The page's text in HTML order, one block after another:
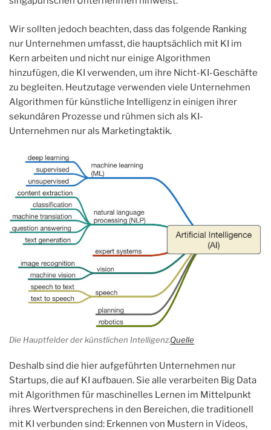
Wir sollten jedoch beachten, dass das folgende Ranking
nur Unternehmen umfasst, die hauptsächlich mit KI im
Kern arbeiten und nicht nur einige Algorithmen
hinzufügen, die KI verwenden, um ihre Nicht-KI-Geschäfte
zu begleiten. Heutzutage verwenden viele Unternehmen
Algorithmen für künstliche Intelligenz in einigen ihrer
sekundären Prozesse und rühmen sich als KI-
Unternehmen nur als Marketingtaktik.
Die Hauptfelder der künstlichen Intelligenz.Quelle
Deshalb sind die hier aufgeführten Unternehmen nur
Startups, die auf KI aufbauen. Sie alle verarbeiten Big Data
mit Algorithmen für maschinelles Lernen im Mittelpunkt
ihres Wertversprechens in den Bereichen, die traditionell
mit KI verbunden sind: Erkennen von Mustern in Videos,